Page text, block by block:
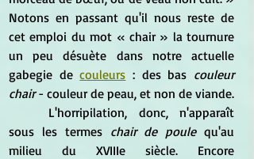
Notons en passant qu'il nous reste de
cet emploi du mot « chair » la tournure
un peu désuète dans notre actuelle
gabegie de couleurs : des bas couleur
chair - couleur de peau, et non de viande.
sous les termes chair de poule qu'au
milieu du XVIIIe siècle. Encore